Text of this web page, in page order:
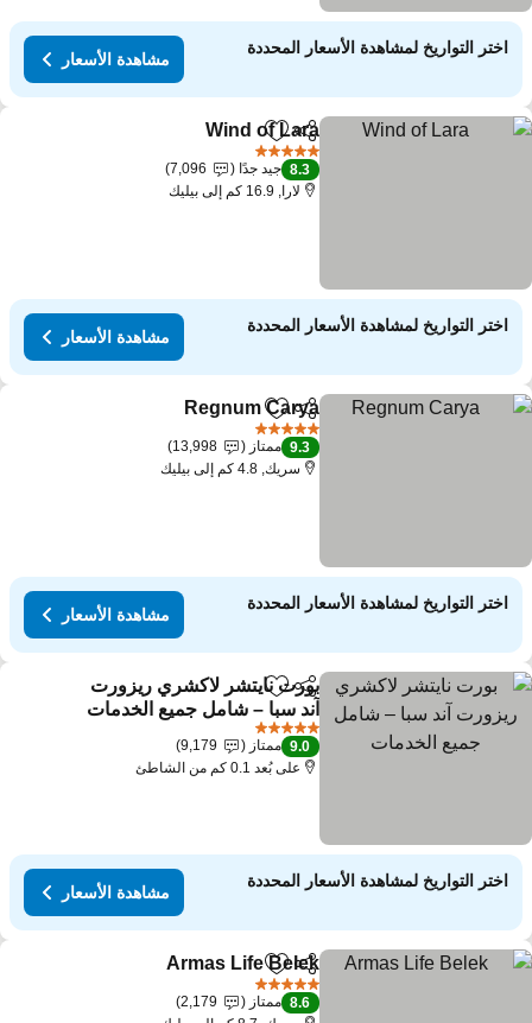
اختر التواريخ لمشاهدة الأسعار المحددة
مشاهدة الأسعار
مشاركةAdd to favorites
Wind of Lara
8.3 جيد جدًا
7,096
لارا, 16.9 كم إلى بيليك
اختر التواريخ لمشاهدة الأسعار المحددة
مشاهدة الأسعار
مشاركةAdd to favorites
Regnum Carya
9.3 ممتاز
13,998
سريك, 4.8 كم إلى بيليك
اختر التواريخ لمشاهدة الأسعار المحددة
مشاهدة الأسعار
مشاركةAdd to favorites
بورت نايتشر لاكشري ريزورت
آند سبا – شامل جميع الخدمات
مشاهدة الأسعار
9.0 ممتاز
9,179
على بُعد 0.1 كم من الشاطئ
اختر التواريخ لمشاهدة الأسعار المحددة
مشاهدة الأسعار
مشاركةAdd to favorites
Armas Life Belek
8.6 ممتاز
2,179